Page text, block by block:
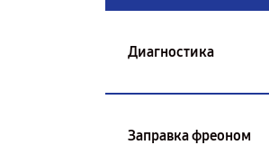
Диагностика
Заправка фреоном